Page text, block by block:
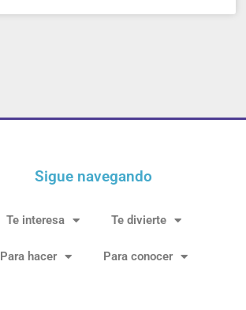
Sigue navegando
Te interesa Te divierte
Para hacer Para conocer